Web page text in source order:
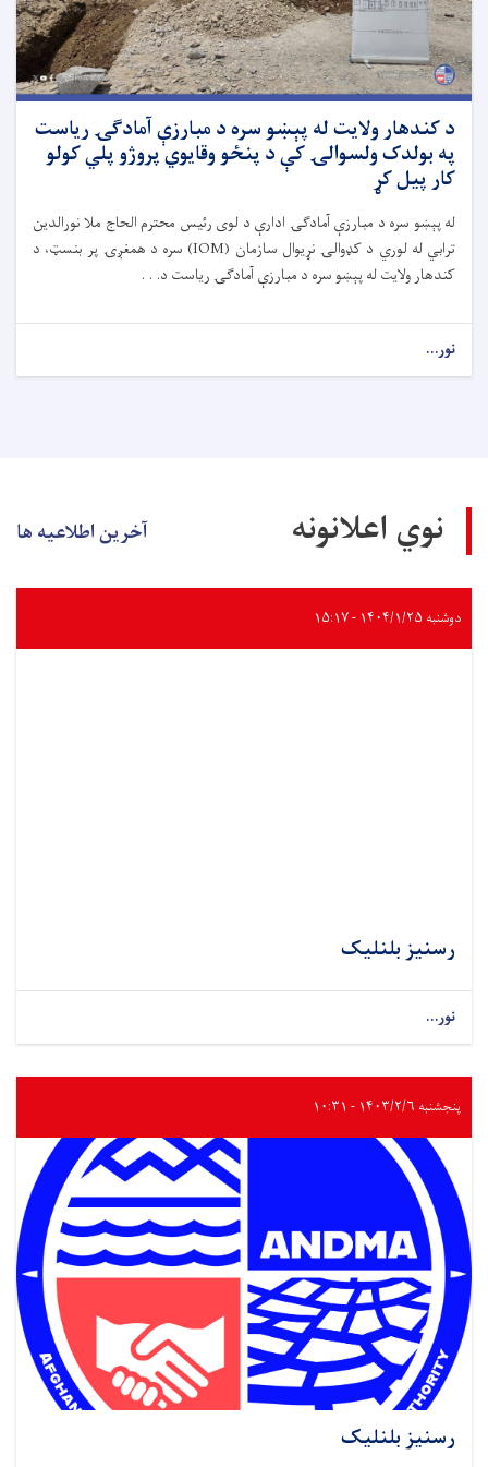
د کندهار ولایت له پېښو سره د مبارزې آمادګۍ ریاست
په بولدک ولسوالۍ کې د پنځو وقایوي پروژو پلي کولو
کار پیل کړ
له پېښو سره د مبارزې آمادګۍ ادارې د لوی رئیس محترم الحاج ملا نورالدین
ترابي له لوري د کډوالۍ نړیوال سازمان (IOM) سره د همغږۍ پر بنسټ، د
کندهار ولایت له پېښو سره د مبارزې آمادګۍ ریاست د. . .
نور...
نوي اعلانونه آخرین اطلاعیه ها
دوشنبه ۱۴۰۴/۱/۲۵ - ۱۵:۱۷
رسنیز بلنلیک
نور...
پنجشنبه ۱۴۰۳/۲/۶ - ۱۰:۳۱
رسنیز بلنلیک